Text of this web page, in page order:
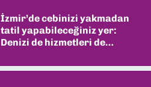
İzmir’de cebinizi yakmadan
tatil yapabileceğiniz yer:
Denizi de hizmetleri de